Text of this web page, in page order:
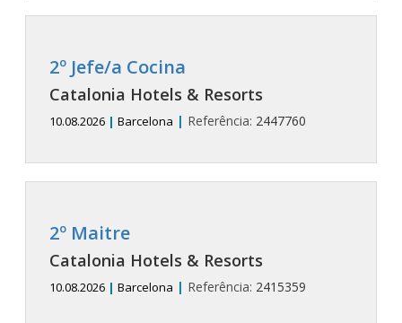
2º Jefe/a Cocina
Catalonia Hotels & Resorts
10.08.2026 | Barcelona | Referência: 2447760
2º Maitre
Catalonia Hotels & Resorts
10.08.2026 | Barcelona | Referência: 2415359